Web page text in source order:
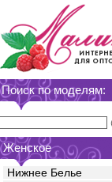
Поиск по моделям:
Женское
Нижнее Белье